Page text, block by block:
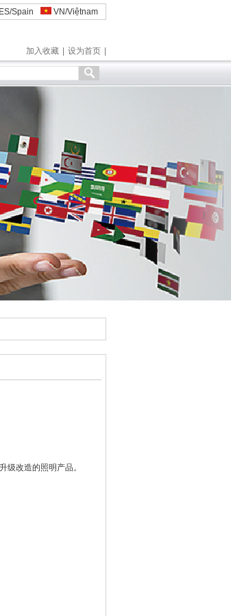
ES/Spain VN/Việtnam
设为首页
加入收藏
级改造的照明产品。